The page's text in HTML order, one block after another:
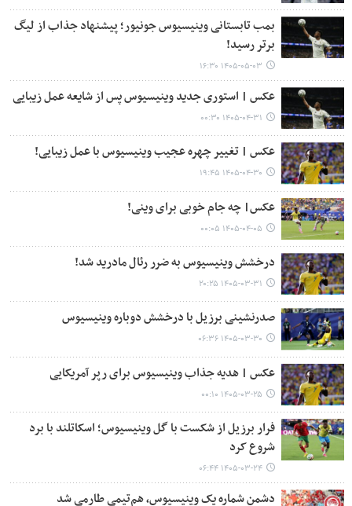
بمب تابستانی وینیسیوس جونیور؛ پیشنهاد جذاب از لیگ
برتر رسید!
۱۴۰۵-۰۵-۰۳ ۱۶:۳۰
عکس | استوری جدید وینیسیوس پس از شایعه عمل زیبایی
۱۴۰۵-۰۴-۳۱ ۰۰:۳۰
عکس | تغییر چهره عجیب وینیسیوس با عمل زیبایی!
۱۴۰۵-۰۴-۳۰ ۱۹:۴۵
عکس| چه جام خوبی برای وینی!
۱۴۰۵-۰۴-۰۵ ۰۰:۰۵
درخشش وینیسیوس به ضرر رئال مادرید شد!
۱۴۰۵-۰۳-۳۱ ۲۰:۲۵
صدرنشینی برزیل با درخشش دوباره وینیسیوس
۱۴۰۵-۰۳-۳۰ ۰۶:۳۶
عکس | هدیه جذاب وینیسیوس برای رپر آمریکایی
۱۴۰۵-۰۳-۲۵ ۰۰:۱۰
فرار برزیل از شکست با گل وینیسیوس؛ اسکاتلند با برد
شروع کرد
۱۴۰۵-۰۳-۲۴ ۰۶:۴۴
دشمن شماره یک وینیسیوس، هم‌تیمی طارمی شد